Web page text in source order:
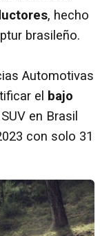
, hecho
brasileño.
Automotivas
el bajo
en Brasil
con solo 31